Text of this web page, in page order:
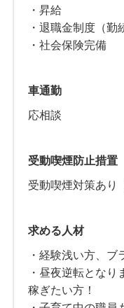
・昇給
・退職金制度（勤
・社会保険完備
車通勤
応相談
受動喫煙防止措置
受動喫煙対策あり
求める人材
・経験浅い方、ブ
・昼夜逆転とな
稼ぎたい方！